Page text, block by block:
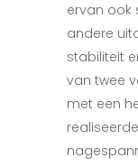
ervan ook
andere
stabiliteit
van twee
met een